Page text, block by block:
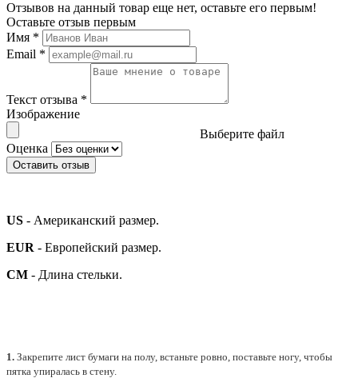
Отзывов на данный товар еще нет, оставьте его первым!
Оставьте отзыв первым
Имя *
Email *
Текст отзыва *
Изображение
Выберите файл
Оценка
Оставить отзыв
US - Американский размер.
EUR - Европейский размер.
СМ - Длина стельки.
1. Закрепите лист бумаги на полу, встаньте ровно, поставьте ногу, чтобы
пятка упиралась в стену.